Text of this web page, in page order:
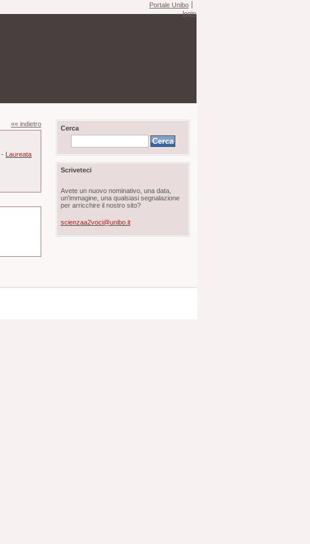
Portale Unibo
login
«« indietro
- Laureata
Cerca
Scriveteci
Avete un nuovo nominativo, una data,
un'immagine, una qualsiasi segnalazione
per arricchire il nostro sito?
scienzaa2voci@unibo.it